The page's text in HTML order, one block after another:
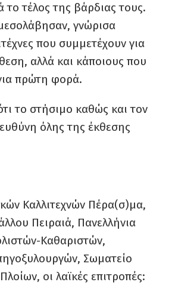
το τέλος της βάρδιας τους.
γνώρισα
που συμμετέχουν για
αλλά και κάποιους που
πρώτη φορά.
το στήσιμο καθώς και τον
όλης της έκθεσης
Καλλιτεχνών Πέρα(σ)μα,
Πειραιά, Πανελλήνια
Καθαριστών,
Σωματείο
οι λαϊκές επιτροπές: